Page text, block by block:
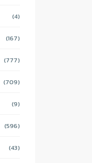
(4)
(167)
(777)
(709)
(9)
(596)
(43)